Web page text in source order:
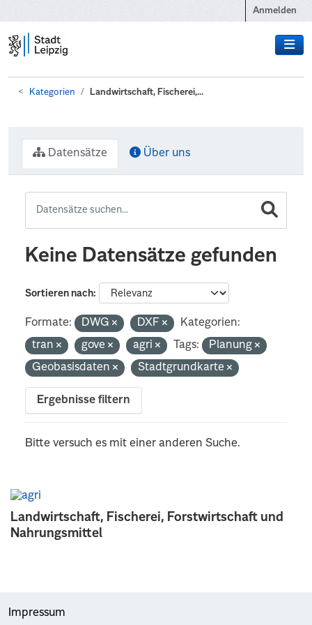
Anmelden
Kategorien Landwirtschaft, Fischerei,...
Landwirtschaft, Fischerei, Forstwirtschaft und
Nahrungsmittel
Datensätze Über uns
Keine Datensätze gefunden
Sortieren nach
Formate: DWG DXF
Kategorien:
tran
gove agri Tags:
Planung
Geobasisdaten
Stadtgrundkarte
Ergebnisse filtern
Bitte versuch es mit einer anderen Suche.
Impressum